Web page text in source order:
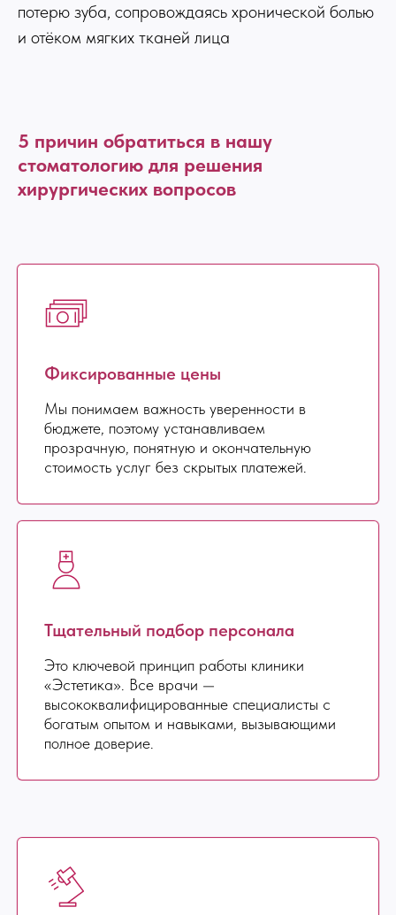
потерю зуба, сопровождаясь хронической болью
и отёком мягких тканей лица
5 причин обратиться в нашу
стоматологию для решения
хирургических вопросов
Фиксированные цены
Мы понимаем важность уверенности в
бюджете, поэтому устанавливаем
прозрачную, понятную и окончательную
стоимость услуг без скрытых платежей.
Тщательный подбор персонала
Это ключевой принцип работы клиники
«Эстетика». Все врачи —
высококвалифицированные специалисты с
богатым опытом и навыками, вызывающими
полное доверие.